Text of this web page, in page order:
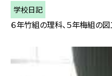
学校日記
６年竹組の理科、５年梅組の